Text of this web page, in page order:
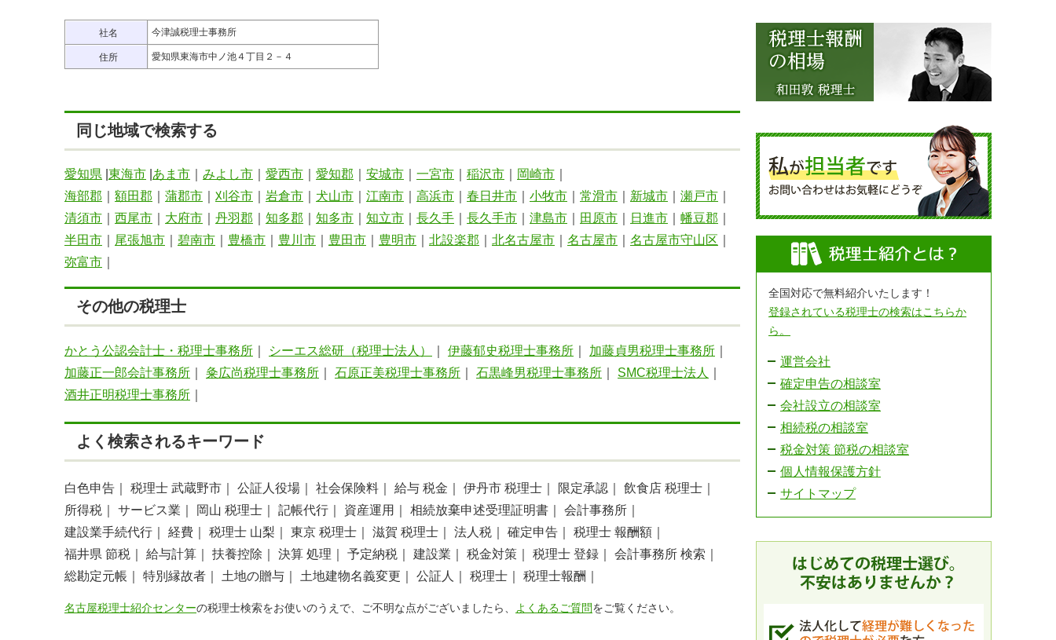
社名 今津誠税理士事務所
住所 愛知県東海市中ノ池４丁目２－４
同じ地域で検索する
愛知県 東海市 あま市 みよし市 愛西市 愛知郡 安城市 一宮市 稲沢市 岡崎市
海部郡
額田郡 蒲郡市 刈谷市 岩倉市 犬山市 江南市 高浜市 春日井市 小牧市 常滑市 新城市 瀬戸市
清須市
西尾市 大府市 丹羽郡 知多郡 知多市 知立市 長久手 長久手市 津島市 田原市 日進市 幡豆郡
半田市
尾張旭市 碧南市 豊橋市 豊川市 豊田市 豊明市 北設楽郡 北名古屋市 名古屋市 名古屋市守山区
弥富市
その他の税理士
かとう公認会計士・税理士事務所 シーエス総研（税理士法人） 伊藤郁史税理士事務所 加藤貞男税理士事務所
加藤正一郎会計事務所
粂広尚税理士事務所 石原正美税理士事務所 石黒峰男税理士事務所 SMC税理士法人
酒井正明税理士事務所
よく検索されるキーワード
白色申告｜ 税理士 武蔵野市｜ 公証人役場｜ 社会保険料｜ 給与 税金｜ 伊丹市 税理士｜ 限定承認｜
飲食店 税理士｜
所得税｜
サービス業｜ 岡山 税理士｜ 記帳代行｜ 資産運用｜ 相続放棄申述受理証明書｜
会計事務所｜
建設業手続代行｜
経費｜ 税理士 山梨｜ 東京 税理士｜ 滋賀 税理士｜ 法人税｜ 確定申告｜
税理士 報酬額｜
福井県 節税｜
給与計算｜ 扶養控除｜ 決算 処理｜ 予定納税｜ 建設業｜ 税金対策｜ 税理士 登録｜
会計事務所 検索｜
総勘定元帳｜
特別縁故者｜ 土地の贈与｜ 土地建物名義変更｜ 公証人｜ 税理士｜ 税理士報酬｜
名古屋税理士紹介センターの税理士検索をお使いのうえで、ご不明な点がございましたら、 よくあるご質問をご覧ください。
全国対応で無料紹介いたします！
登録されている税理士の検索はこちらか
ら。
運営会社
確定申告の相談室
会社設立の相談室
相続税の相談室
税金対策 節税の相談室
個人情報保護方針
サイトマップ